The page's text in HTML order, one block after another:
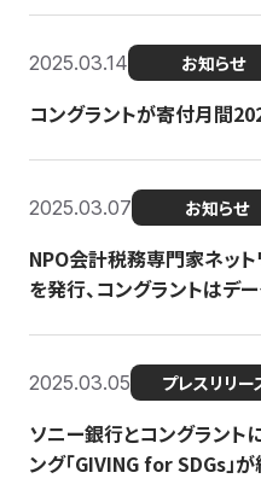
2025.03.14 お知らせ
コングラントが寄付月間
2025.03.07 お知らせ
NPO会計税務専門家ネット
を発行、コングラントはデ
2025.03.05 プレスリリー
ソニー銀行とコングラント
ング「GIVING for SDGs」